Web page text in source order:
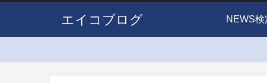
エイコブログ NEWS検